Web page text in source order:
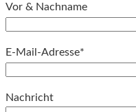
Vor & Nachname
E-Mail-Adresse*
Nachricht